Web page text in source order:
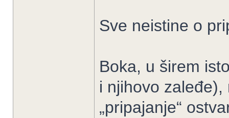
Sve neistine o
Boka, u širem
i njihovo
„pripajanje“